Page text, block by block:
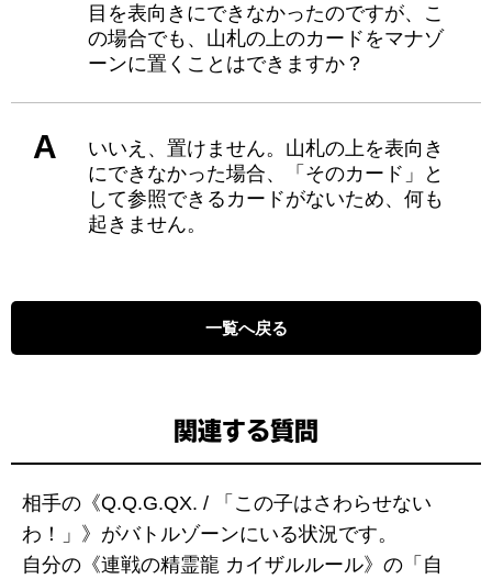
目を表向きにできなかったのですが、こ
の場合でも、山札の上のカードをマナゾ
ーンに置くことはできますか？
A
いいえ、置けません。山札の上を表向き
にできなかった場合、「そのカード」と
して参照できるカードがないため、何も
起きません。
一覧へ戻る
関連する質問
相手の《Q.Q.G.QX. / 「この子はさわらせない
わ！」》がバトルゾーンにいる状況です。
自分の《連戦の精霊龍 カイザルルール》の「自